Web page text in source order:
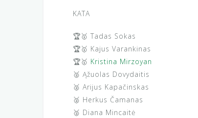
KATA
🏆🥇 Tadas Sokas
🏆🥇 Kajus Varankinas
🏆🥇 Kristina Mirzoyan
🥈 Ąžuolas Dovydaitis
🥈 Arijus Kapačinskas
🥈 Herkus Čamanas
🥈 Diana Mincaitė